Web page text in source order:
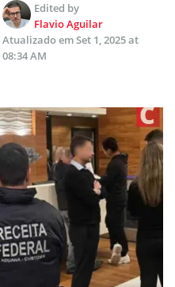
Edited by
Flavio Aguilar
Atualizado emSet 1, 2025 at
08:34 AM